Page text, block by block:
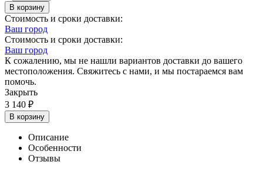
В корзину
Стоимость и сроки доставки:
Ваш город
Стоимость и сроки доставки:
Ваш город
К сожалению, мы не нашли вариантов доставки до вашего
местоположения. Свяжитесь с нами, и мы постараемся вам
помочь.
Закрыть
3 140 ₽
В корзину
Описание
Особенности
Отзывы